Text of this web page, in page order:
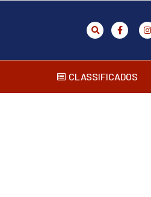
CLASSIFICADOS